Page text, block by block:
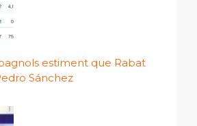
estiment que Rabat
Sánchez